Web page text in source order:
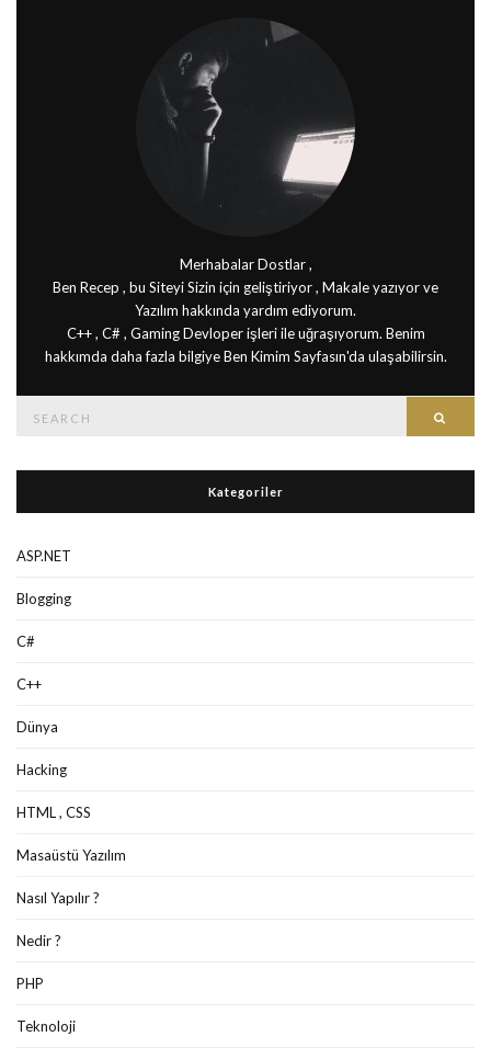
Merhabalar Dostlar ,
Ben Recep , bu Siteyi Sizin için geliştiriyor , Makale yazıyor ve
Yazılım hakkında yardım ediyorum.
C++ , C# , Gaming Devloper işleri ile uğraşıyorum. Benim
hakkımda daha fazla bilgiye Ben Kimim Sayfasın'da ulaşabilirsin.
for:
Kategoriler
ASP.NET
Blogging
C#
C++
Dünya
Hacking
HTML , CSS
Masaüstü Yazılım
Nasıl Yapılır ?
Nedir ?
PHP
Teknoloji